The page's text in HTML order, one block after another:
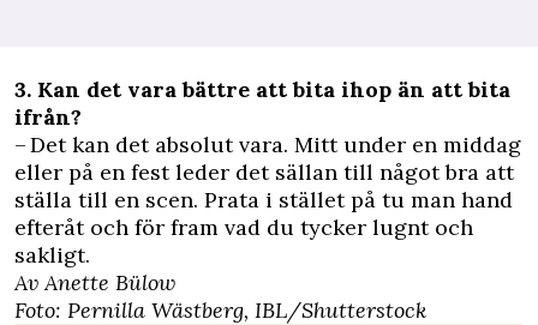
3. Kan det vara bättre att bita ihop än att bita
ifrån?
– Det kan det absolut vara. Mitt under en middag
eller på en fest leder det sällan till något bra att
ställa till en scen. Prata i stället på tu man hand
efteråt och för fram vad du tycker lugnt och
sakligt.
Av Anette Bülow
Foto: Pernilla Wästberg, IBL/Shutterstock